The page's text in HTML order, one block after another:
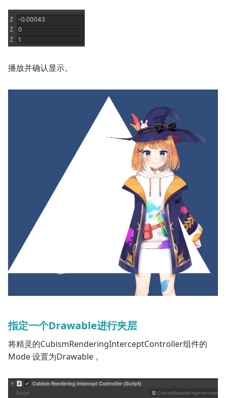
播放并确认显示。
指定一个Drawable进行夹层
将精灵的CubismRenderingInterceptController组件的
Mode设置为Drawable 。